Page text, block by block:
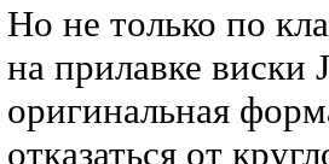
Но не только по
на прилавке виски
оригинальная
отказаться от